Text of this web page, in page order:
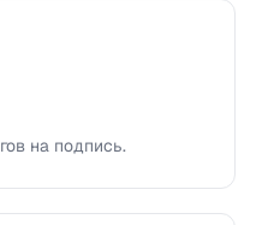
на подпись.